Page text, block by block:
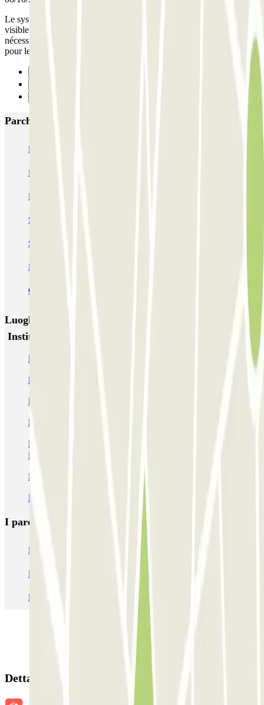
Le système d'ouverture est incompréhensible : pas de "bouton"
visible sur le message, ni sur l'appli. Les virages à prendre
nécessitent plusieurs manœuvres. Pour sortir, appel du personnel
pour les mêmes raisons qu'à l'arrivée. Je ne reviendrai pas !
Parcheggi più popolari a Parigi
Bastille - Saint-Antoine
Parkélis Lefebvre
Forum des Halles-Rambuteau
SAEMES Méditerranée Gare de Lyon
SAEMES Goutte d'Or - Gare du Nord
Bercy - Arena - Gare de Lyon
Garage d'Abbeville - Gare du Nord
Luoghi ed eventi che potrebbero interessarti vicino a
Institut Pasteur - Gare Vaugirard Zenpark
Parcheggi alla Gare Montparnasse
Parcheggio vicino alla Torre Montparnasse
Parcheggio vicino alla Porte de Vanves de Paris
Parcheggio vicino alla Scuola Militare
Parcheggio vicino alla chiesa di Saint-Pierre de Montrouge a
Parigi
Parcheggio vicino a Place Denfert-Rochereau
Parcheggio vicino alle Catacombe di Parigi
I parcheggi
Parcheggio Venezia Parcheggio Piazzale Roma Venezia
Parcheggio Roma Parcheggio Milano
Parcheggio Malpensa Terminal 1 Parcheggio Malpensa
Dettagli della prenotazione